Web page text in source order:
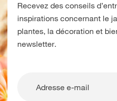
Recevez des conseils
inspirations concernant le
plantes, la décoration et
newsletter.